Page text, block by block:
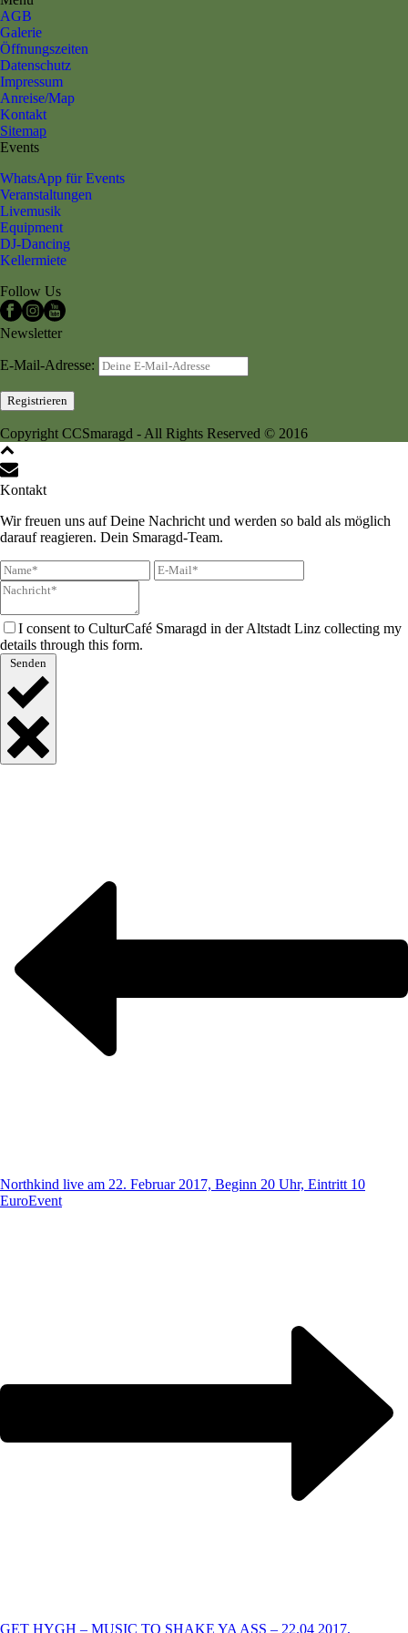
AGB
Galerie
Öffnungszeiten
Datenschutz
Impressum
Anreise/Map
Kontakt
Sitemap
Events
WhatsApp für Events
Veranstaltungen
Livemusik
Equipment
DJ-Dancing
Kellermiete
Follow Us
Newsletter
E-Mail-Adresse:
Copyright CCSmaragd - All Rights Reserved © 2016
Kontakt
Wir freuen uns auf Deine Nachricht und werden so bald als möglich
darauf reagieren. Dein Smaragd-Team.
I consent to CulturCafé Smaragd in der Altstadt Linz collecting my
details through this form.
Senden
Northkind live am 22. Februar 2017, Beginn 20 Uhr, Eintritt 10
EuroEvent
GET HYGH – MUSIC TO SHAKE YA ASS – 22.04 2017,